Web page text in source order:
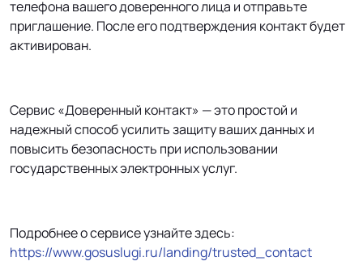
телефона вашего доверенного лица и отправьте
приглашение. После его подтверждения контакт будет
активирован.
Сервис «Доверенный контакт» — это простой и
надежный способ усилить защиту ваших данных и
повысить безопасность при использовании
государственных электронных услуг.
Подробнее о сервисе узнайте здесь:
https://www.gosuslugi.ru/landing/trusted_contact